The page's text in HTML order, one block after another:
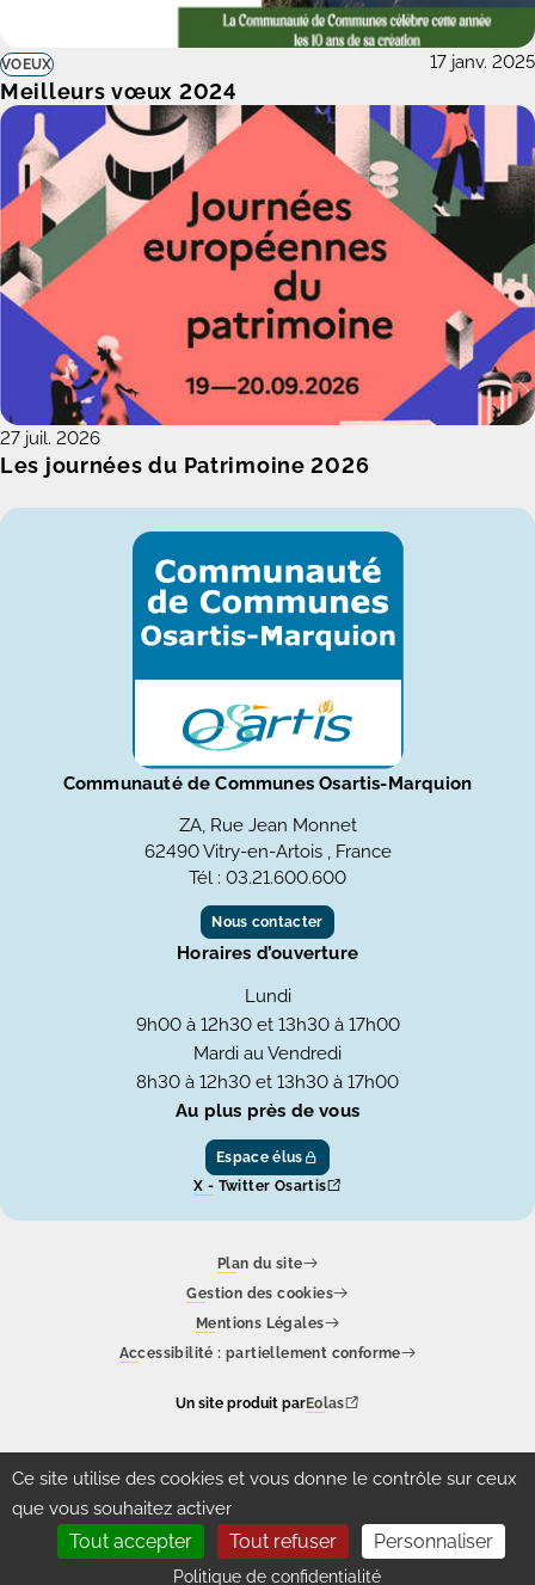
Ce site utilise des cookies et vous donne le contrôle sur ceux
que vous souhaitez activer
Tout accepter Tout refuser Personnaliser
Politique de confidentialité
Meilleurs vœux 2024
VOEUX 17 janv. 2025
Les journées du Patrimoine 2026
27 juil. 2026
Communauté de Communes Osartis-Marquion
ZA, Rue Jean Monnet
62490 Vitry-en-Artois , France
Tél : 03.21.600.600
Nous contacter
Horaires d’ouverture
Lundi
9h00 à 12h30 et 13h30 à 17h00
Mardi au Vendredi
8h30 à 12h30 et 13h30 à 17h00
Au plus près de vous
Espace élus
X - Twitter Osartis
Plan du site
Gestion des cookies
Mentions Légales
Accessibilité : partiellement conforme
Un site produit parEolas